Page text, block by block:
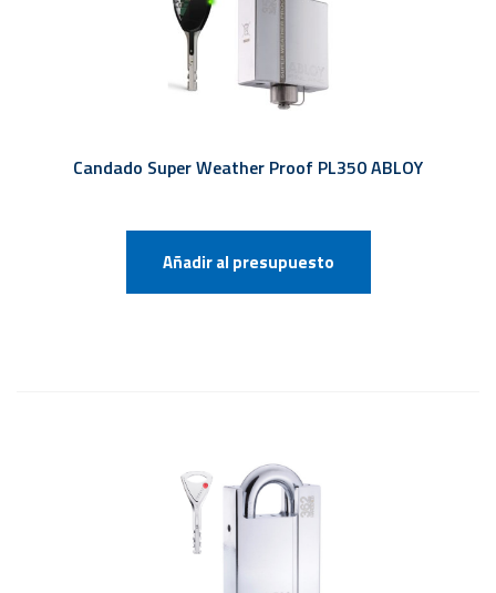
Candado Super Weather Proof PL350 ABLOY
Añadir al presupuesto